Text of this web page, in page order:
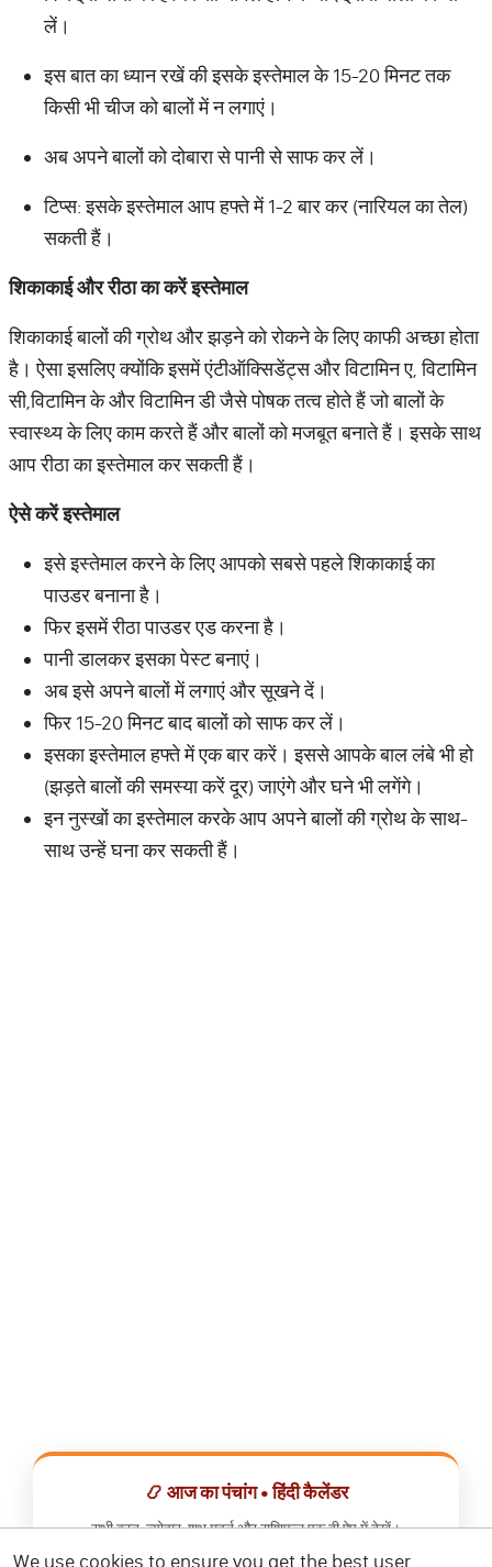
लें।
इस बात का ध्यान रखें की इसके इस्तेमाल के 15-20 मिनट तक
किसी भी चीज को बालों में न लगाएं।
अब अपने बालों को दोबारा से पानी से साफ कर लें।
टिप्स: इसके इस्तेमाल आप हफ्ते में 1-2 बार कर (नारियल का तेल)
सकती हैं।
शिकाकाई और रीठा का करें इस्तेमाल
शिकाकाई बालों की ग्रोथ और झड़ने को रोकने के लिए काफी अच्छा होता
है। ऐसा इसलिए क्योंकि इसमें एंटीऑक्सिडेंट्स और विटामिन ए, विटामिन
सी,विटामिन के और विटामिन डी जैसे पोषक तत्व होते हैं जो बालों के
स्वास्थ्य के लिए काम करते हैं और बालों को मजबूत बनाते हैं। इसके साथ
आप रीठा का इस्तेमाल कर सकती हैं।
ऐसे करें इस्तेमाल
इसे इस्तेमाल करने के लिए आपको सबसे पहले शिकाकाई का
पाउडर बनाना है।
फिर इसमें रीठा पाउडर एड करना है।
पानी डालकर इसका पेस्ट बनाएं।
अब इसे अपने बालों में लगाएं और सूखने दें।
फिर 15-20 मिनट बाद बालों को साफ कर लें।
इसका इस्तेमाल हफ्ते में एक बार करें। इससे आपके बाल लंबे भी हो
(झड़ते बालों की समस्या करें दूर) जाएंगे और घने भी लगेंगे।
इन नुस्खों का इस्तेमाल करके आप अपने बालों की ग्रोथ के साथ-
साथ उन्हें घना कर सकती हैं।
📿 आज का पंचांग • हिंदी कैलेंडर
सभी व्रत, त्योहार, शुभ मुहूर्त और राशिफल एक ही ऐप में देखें।
We use cookies to ensure you get the best user